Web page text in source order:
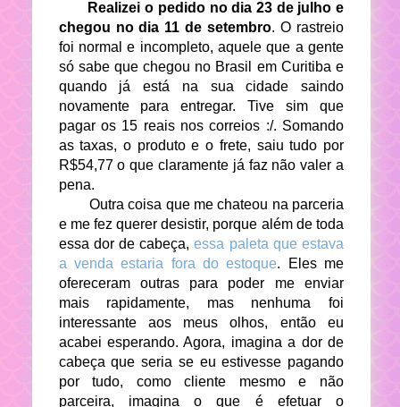
Realizei o pedido no dia 23 de julho e
chegou no dia 11 de setembro. O rastreio
foi normal e incompleto, aquele que a gente
só sabe que chegou no Brasil em Curitiba e
quando já está na sua cidade saindo
novamente para entregar. Tive sim que
pagar os 15 reais nos correios :/. Somando
as taxas, o produto e o frete, saiu tudo por
R$54,77 o que claramente já faz não valer a
pena.
Outra coisa que me chateou na parceria
e me fez querer desistir, porque além de toda
essa dor de cabeça,essa paleta que estava
a venda estaria fora do estoque. Eles me
ofereceram outras para poder me enviar
mais rapidamente, mas nenhuma foi
interessante aos meus olhos, então eu
acabei esperando. Agora, imagina a dor de
cabeça que seria se eu estivesse pagando
por tudo, como cliente mesmo e não
parceira, imagina o que é efetuar o